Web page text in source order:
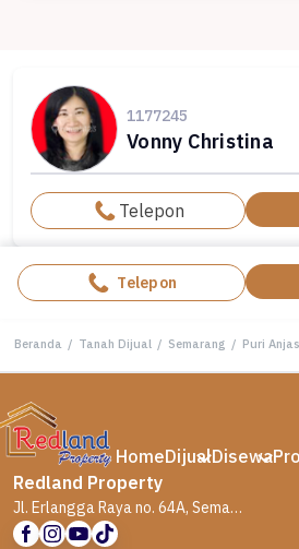
1177245
Vonny Christina
Telepon
Telepon
Beranda / Tanah Dijual / Semarang / Puri
HomeDijualDisewa
Redland Property
Jl. Erlangga Raya no. 64A, Semarang